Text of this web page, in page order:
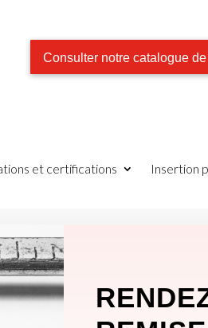
Consulter notre catalogue
et certifications Insertion